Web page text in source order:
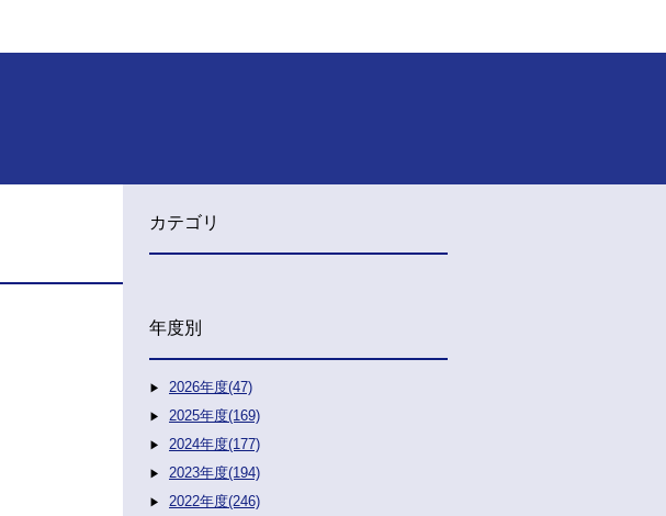
カテゴリ
年度別
2026年度(47)
2025年度(169)
2024年度(177)
2023年度(194)
2022年度(246)